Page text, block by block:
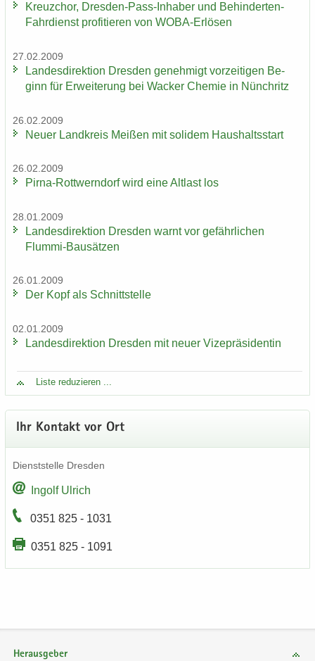
Kreuz­chor, Dresden-​Pass-Inhaber und Behinderten-​
Fahrdienst pro­fi­tie­ren von WOBA-​Erlösen
27.02.2009
Lan­des­di­rek­ti­on Dres­den ge­neh­migt vor­zei­ti­gen Be­
ginn für Er­wei­te­rung bei Wa­cker Che­mie in Nün­chritz
26.02.2009
Neuer Land­kreis Mei­ßen mit so­li­dem Haus­halts­start
26.02.2009
Pirna-​Rottwerndorf wird eine Alt­last los
28.01.2009
Lan­des­di­rek­ti­on Dres­den warnt vor ge­fähr­li­chen
Flummi-​Bausätzen
26.01.2009
Der Kopf als Schnitt­stel­le
02.01.2009
Lan­des­di­rek­ti­on Dres­den mit neuer Vi­ze­prä­si­den­tin
Liste re­du­zie­ren ...
Ihr Kon­takt vor Ort
Dienst­stel­le Dres­den
In­golf Ul­rich
0351 825 - 1031
0351 825 - 1091
Herausgeber